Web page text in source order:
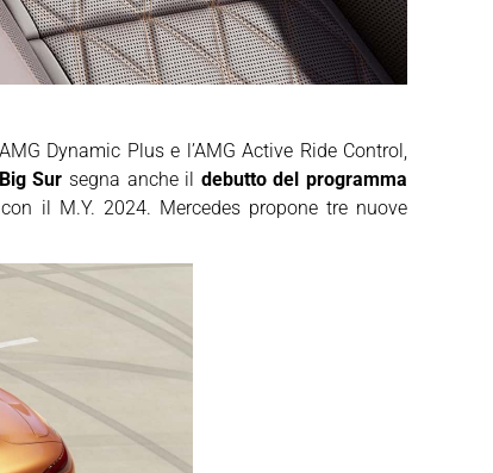
Dynamic Plus e l’AMG Active Ride Control,
Sur segna anche il debutto del programma
il M.Y. 2024. Mercedes propone tre nuove